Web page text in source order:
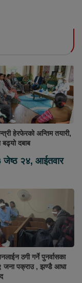
हेरफेरको अन्तिम तयारी,
बढ्यो दबाब
जेष्ठ २४, आईतवार
ठगी गर्ने पुनर्वासका
जना पक्राउ , झण्डै आधा